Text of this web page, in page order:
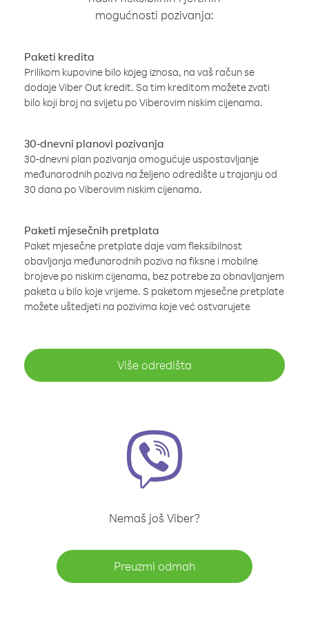
mogućnosti pozivanja:
Paketi kredita
Prilikom kupovine bilo kojeg iznosa, na vaš račun se
dodaje Viber Out kredit. Sa tim kreditom možete zvati
bilo koji broj na svijetu po Viberovim niskim cijenama.
30-dnevni planovi pozivanja
30-dnevni plan pozivanja omogućuje uspostavljanje
međunarodnih poziva na željeno odredište u trajanju od
30 dana po Viberovim niskim cijenama.
Paketi mjesečnih pretplata
Paket mjesečne pretplate daje vam fleksibilnost
obavljanja međunarodnih poziva na fiksne i mobilne
brojeve po niskim cijenama, bez potrebe za obnavljanjem
paketa u bilo koje vrijeme. S paketom mjesečne pretplate
možete uštedjeti na pozivima koje već ostvarujete
Više odredišta
Nemaš još Viber?
Preuzmi odmah